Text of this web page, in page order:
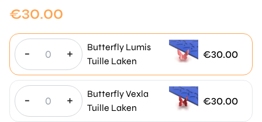
€30.00
- +
Butterfly Lumis
Tuille Laken
€30.00
- +
Butterfly Vexla
Tuille Laken
€30.00